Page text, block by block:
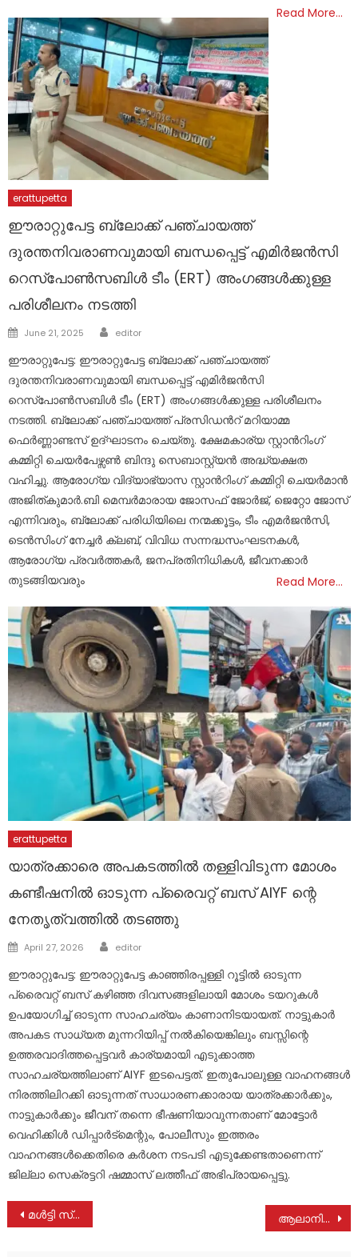
Read More…
erattupetta
ഈരാറ്റുപേട്ട ബ്ലോക്ക് പഞ്ചായത്ത്
ദുരന്തനിവരാണവുമായി ബന്ധപ്പെട്ട് എമിര്‍ജന്‍സി
റെസ്പോണ്‍സബിള്‍ ടീം (ERT) അംഗങ്ങള്‍ക്കുള്ള
പരിശീലനം നടത്തി
Posted
June 21, 2025 Author
editor
ഈരാറ്റുപേട്ട: ഈരാറ്റുപേട്ട ബ്ലോക്ക് പഞ്ചായത്ത്
ദുരന്തനിവരാണവുമായി ബന്ധപ്പെട്ട് എമിര്‍ജന്‍സി
റെസ്പോണ്‍സബിള്‍ ടീം (ERT) അംഗങ്ങള്‍ക്കുള്ള പരിശീലനം
നടത്തി. ബ്ലോക്ക് പഞ്ചായത്ത് പ്രസിഡന്‍റ് മറിയാമ്മ
ഫെര്‍ണ്ണാണ്ടസ് ഉദ്ഘാടനം ചെയ്തു. ക്ഷേമകാര്യ സ്റ്റാന്‍റിംഗ്
കമ്മിറ്റി ചെയര്‍പേഴ്സണ്‍ ബിന്ദു സെബാസ്റ്റ്യന്‍ അദ്ധ്യക്ഷത
വഹിച്ചു. ആരോഗ്യ വിദ്യാഭ്യാസ സ്റ്റാന്‍റിംഗ് കമ്മിറ്റി ചെയര്‍മാന്‍
അജിത്കുമാര്‍.ബി മെമ്പര്‍മാരായ ജോസഫ് ജോര്‍ജ്, ജെറ്റോ ജോസ്
എന്നിവരും, ബ്ലോക്ക് പരിധിയിലെ നന്മക്കൂട്ടം, ടീം എമര്‍ജന്‍സി,
ടെന്‍സിംഗ് നേച്ചര്‍ ക്ലബ്, വിവിധ സന്നദ്ധസംഘടനകള്‍,
ആരോഗ്യ പ്രവര്‍ത്തകര്‍, ജനപ്രതിനിധികള്‍, ജീവനക്കാര്‍
തുടങ്ങിയവരും
Read More…
erattupetta
യാത്രക്കാരെ അപകടത്തിൽ തള്ളിവിടുന്ന മോശം
കണ്ടീഷനിൽ ഓടുന്ന പ്രൈവറ്റ് ബസ് AIYF ന്റെ
നേതൃത്വത്തിൽ തടഞ്ഞു
Posted
April 27, 2026 Author
editor
ഈരാറ്റുപേട്ട: ഈരാറ്റുപേട്ട കാഞ്ഞിരപ്പള്ളി റൂട്ടിൽ ഓടുന്ന
പ്രൈവറ്റ് ബസ് കഴിഞ്ഞ ദിവസങ്ങളിലായി മോശം ടയറുകൾ
ഉപയോഗിച്ച് ഓടുന്ന സാഹചര്യം കാണാനിടയായത്. നാട്ടുകാർ
അപകട സാധ്യത മുന്നറിയിപ്പ് നൽകിയെങ്കിലും ബസ്സിന്റെ
ഉത്തരവാദിത്തപ്പെട്ടവർ കാര്യമായി എടുക്കാത്ത
സാഹചര്യത്തിലാണ് AIYF ഇടപെട്ടത്. ഇതുപോലുള്ള വാഹനങ്ങൾ
നിരത്തിലിറക്കി ഓടുന്നത് സാധാരണക്കാരായ യാത്രക്കാർക്കും,
നാട്ടുകാർക്കും ജീവന് തന്നെ ഭീഷണിയാവുന്നതാണ് മോട്ടോർ
വെഹിക്കിൾ ഡിപ്പാർട്മെന്റും, പോലീസും ഇത്തരം
വാഹനങ്ങൾക്കെതിരെ കർശന നടപടി എടുക്കേണ്ടതാണെന്ന്
ജില്ലാ സെക്രട്ടറി ഷമ്മാസ് ലത്തീഫ് അഭിപ്രായപ്പെട്ടു.
Post
മൾട്ടി സ്പെഷ്യാലിറ്റി മെഡിക്കൽ ക്യാമ്പ്; സെപ്. 29 ന് കാഞ്ഞിര പള്ളിയിൽ ആലാനിക്കൽ പാപ്പച്ചൻ അവിര നിര്യാതനായി